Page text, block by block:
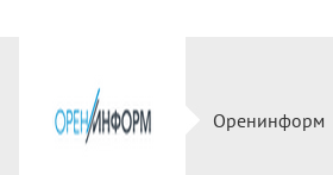
Оренинформ